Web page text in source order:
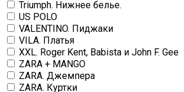
Triumph. Нижнее белье.
US POLO
VALENTINO. Пиджаки
VILA. Платья
XXL. Roger Kent, Babista и John F. Gee
ZARA + MANGO
ZARA. Джемпера
ZARA. Куртки